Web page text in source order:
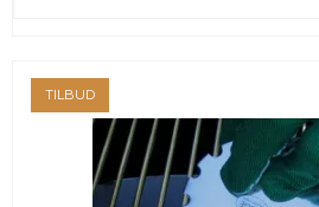
TILBUD